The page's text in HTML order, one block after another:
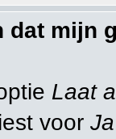
dat mijn
Laat
voor Ja